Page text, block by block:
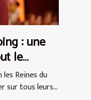
: une
le
osée
Reines du
sur tous leurs...